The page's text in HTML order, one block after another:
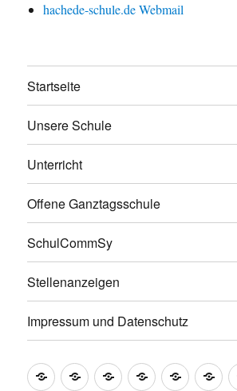
hachede-schule.de Webmail
Startseite
Unsere Schule
Unterricht
Offene Ganztagsschule
SchulCommSy
Stellenanzeigen
Impressum und Datenschutz
StartseiteUnsereUnterrichtOffene